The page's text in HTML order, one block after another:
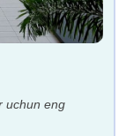
uchun eng